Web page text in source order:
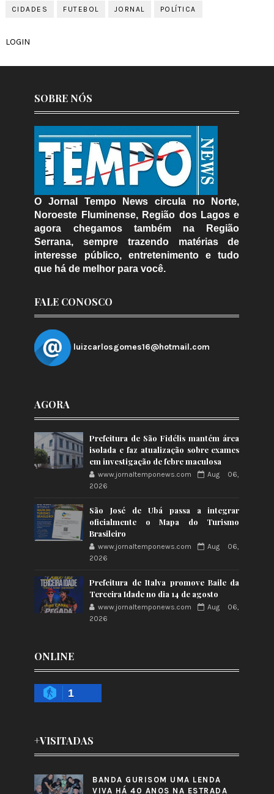
CIDADES FUTEBOL JORNAL POLÍTICA
LOGIN
SOBRE NÓS
O Jornal Tempo News circula no Norte,
Noroeste Fluminense, Região dos Lagos e
agora chegamos também na Região
Serrana, sempre trazendo matérias de
interesse público, entretenimento e tudo
que há de melhor para você.
FALE CONOSCO
luizcarlosgomes16@hotmail.com
AGORA
Prefeitura de São Fidélis mantém área
isolada e faz atualização sobre exames
em investigação de febre maculosa
www.jornaltemponews.com
Aug 06,
2026
São José de Ubá passa a integrar
oficialmente o Mapa do Turismo
Brasileiro
www.jornaltemponews.com
Aug 06,
2026
Prefeitura de Italva promove Baile da
Terceira Idade no dia 14 de agosto
www.jornaltemponews.com
Aug 06,
2026
ONLINE
1
+VISITADAS
BANDA GURISOM UMA LENDA
VIVA HÁ 40 ANOS NA ESTRADA